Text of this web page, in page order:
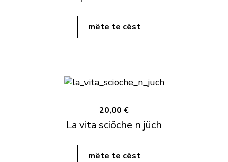
mëte te cëst
20,00 €
La vita sciöche n jüch
mëte te cëst